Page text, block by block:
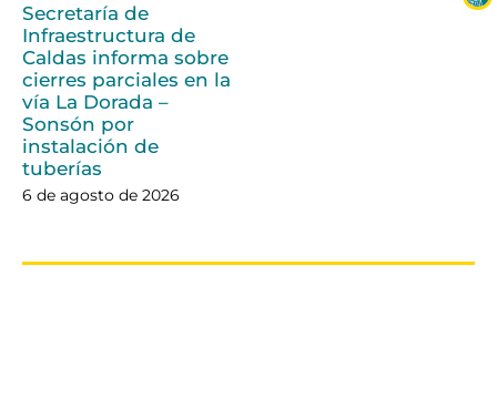
Secretaría de
Infraestructura de
Caldas informa sobre
cierres parciales en la
vía La Dorada –
Sonsón por
instalación de
tuberías
6 de agosto de 2026